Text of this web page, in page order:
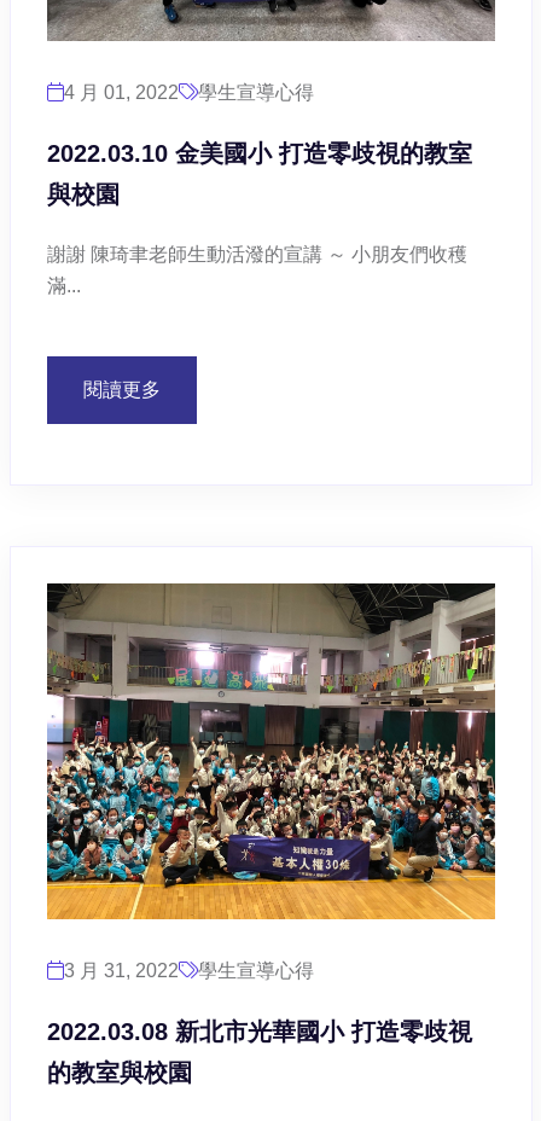
4 月 01, 2022 學生宣導心得
2022.03.10 金美國小 打造零歧視的教室
與校園
謝謝 陳琦聿老師生動活潑的宣講 ～ 小朋友們收穫
滿...
閱讀更多
3 月 31, 2022 學生宣導心得
2022.03.08 新北市光華國小 打造零歧視
的教室與校園